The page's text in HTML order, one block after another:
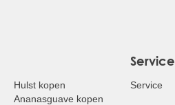
Hulst kopen
Ananasguave kopen
Service
Service